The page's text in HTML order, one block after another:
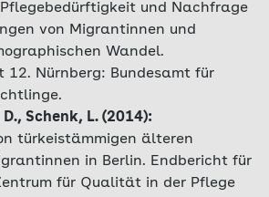
Pflegebedürftigkeit und Nachfrage
von Migrantinnen und
Wandel.
12. Nürnberg: Bundesamt für
Schenk, L. (2014):
türkeistämmigen älteren
in Berlin. Endbericht für
für Qualität in der Pflege